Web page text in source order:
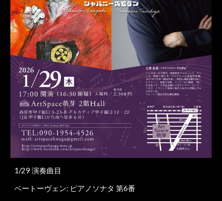
1/29 演奏曲目
ベートーヴェン: ピアノソナタ 第6番